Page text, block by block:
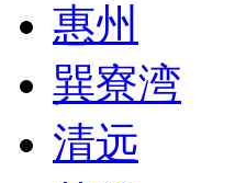
惠州
巽寮湾
清远